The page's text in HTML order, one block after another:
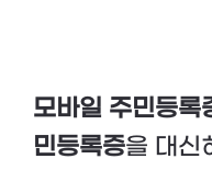
모바일 주민등록
민등록증을 대신